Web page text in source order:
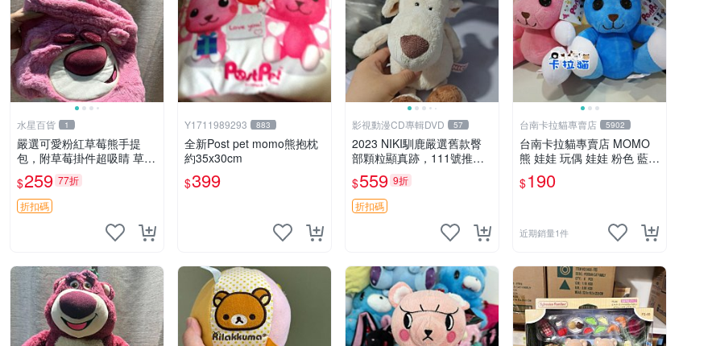
水星百貨 1
嚴選可愛粉紅草莓熊手提
包，附草莓掛件超吸睛 草莓
熊手提包 草莓掛件 可愛port
unese
$259 77折
折扣碼
Y1711989293 883
全新Post pet momo熊抱枕
約35x30cm
$399
影視動漫CD專輯DVD 57
2023 NIKI馴鹿嚴選舊款臀
部顆粒顯真跡，111號推薦
珍藏品 馴鹿 舊款 尾巴顆粒
$559 9折
折扣碼
台南卡拉貓專賣店 5902
台南卡拉貓專賣店 MOMO
熊 娃娃 玩偶 娃娃 粉色 藍色
2色分售
$190
近期銷量1件